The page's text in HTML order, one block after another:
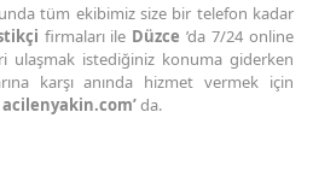
tüm ekibimiz size bir telefon kadar
firmaları ile Düzce’da 7/24 online
ulaşmak istediğiniz konuma giderken
karşı anında hizmet vermek için
acilenyakin.com’da.